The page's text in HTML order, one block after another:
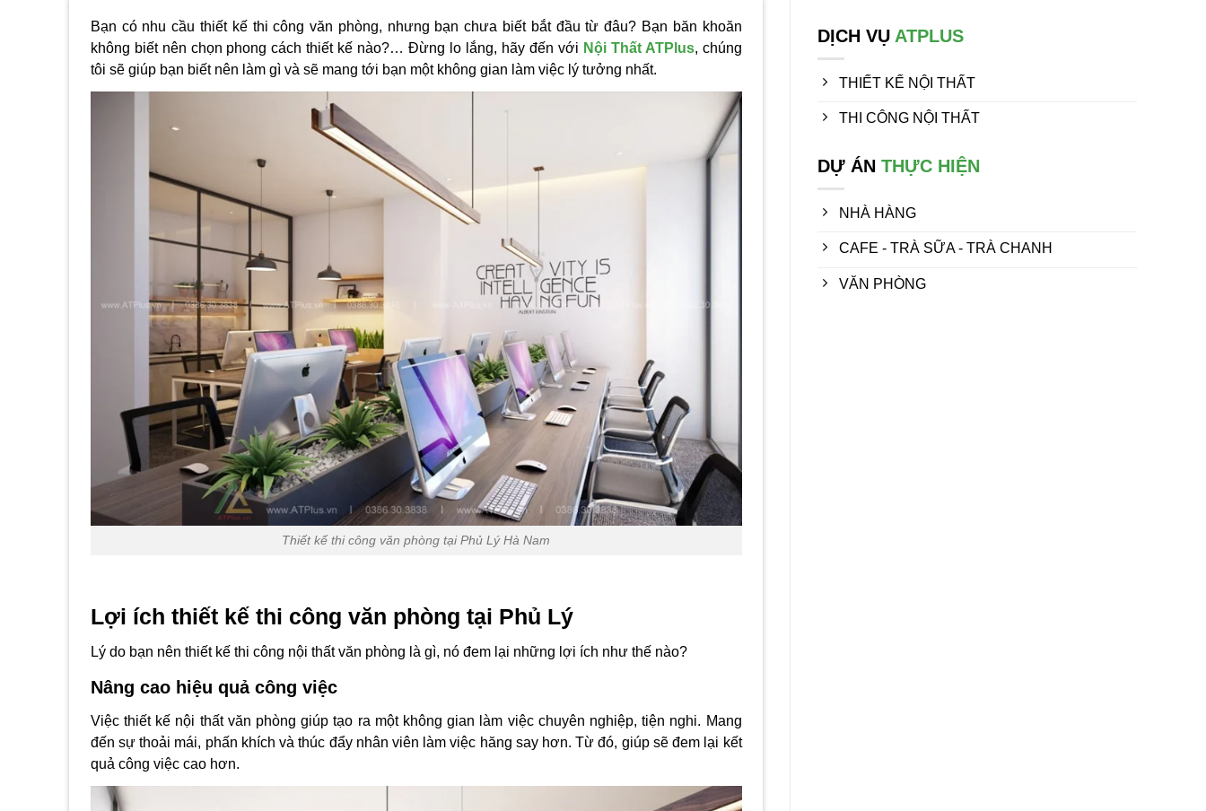
Bạn có nhu cầu thiết kế thi công văn phòng, nhưng bạn chưa biết bắt đầu từ đâu? Bạn băn khoăn
không biết nên chọn phong cách thiết kế nào?… Đừng lo lắng, hãy đến với Nội Thất ATPlus, chúng
tôi sẽ giúp bạn biết nên làm gì và sẽ mang tới bạn một không gian làm việc lý tưởng nhất.
Thiết kế thi công văn phòng tại Phủ Lý Hà Nam
Lợi ích thiết kế thi công văn phòng tại Phủ Lý
Lý do bạn nên thiết kế thi công nội thất văn phòng là gì, nó đem lại những lợi ích như thế nào?
Nâng cao hiệu quả công việc
Việc thiết kế nội thấtvăn phòng giúp tạo ra một không gian làm việc chuyên nghiệp, tiện nghi. Mang
đến sự thoải mái, phấn khích và thúc đẩy nhân viên làm việc hăng say hơn. Từ đó, giúp sẽ đem lại kết
quả công việc cao hơn.
DỊCH VỤ ATPLUS
THIẾT KẾ NỘI THẤT
THI CÔNG NỘI THẤT
DỰ ÁNTHỰC HIỆN
NHÀ HÀNG
CAFE - TRÀ SỮA - TRÀ CHANH
VĂN PHÒNG